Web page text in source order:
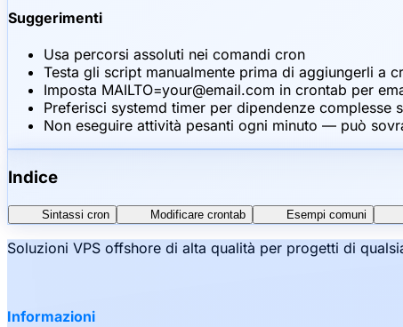
Suggerimenti
Usa percorsi assoluti nei comandi cron
Testa gli script manualmente prima di aggiungerli a
Imposta MAILTO=your@email.com in crontab per
Preferisci systemd timer per dipendenze complesse
Non eseguire attività pesanti ogni minuto — può
Indice
Sintassi cron Modificare crontab Esempi comuni
Soluzioni VPS offshore di alta qualità per progetti di
Informazioni